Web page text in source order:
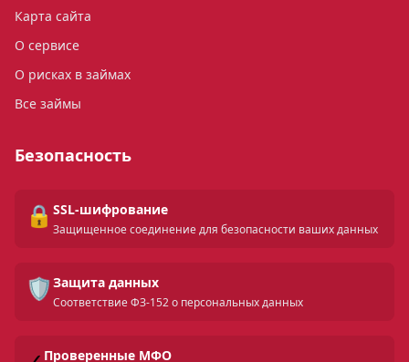
Карта сайта
О сервисе
О рисках в займах
Все займы
Безопасность
🔒 SSL-шифрование
Защищенное соединение для безопасности ваших данных
🛡️ Защита данных
Соответствие ФЗ-152 о персональных данных
Проверенные МФО